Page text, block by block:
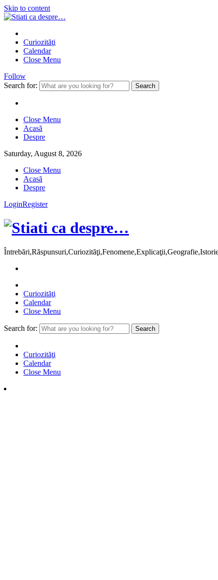
Skip to content
Curiozităţi
Calendar
Close Menu
Follow
Search for:
Close Menu
Acasă
Despre
Saturday, August 8, 2026
Close Menu
Acasă
Despre
LoginRegister
Curiozităţi
Calendar
Close Menu
Search for:
Curiozităţi
Calendar
Close Menu